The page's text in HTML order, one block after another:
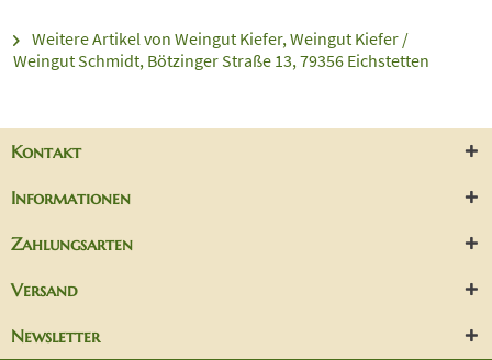
Weitere Artikel von Weingut Kiefer, Weingut Kiefer /
Weingut Schmidt, Bötzinger Straße 13, 79356 Eichstetten
Kontakt
Informationen
Zahlungsarten
Versand
Newsletter